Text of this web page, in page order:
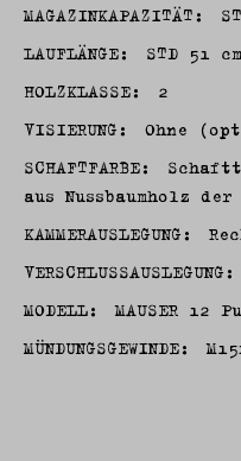
MAGAZINKAPAZITÄT:
LAUFLÄNGE:
STD 51
HOLZKLASSE:
2
VISIERUNG:
Ohne
SCHAFTFARBE:
aus Nussbaumholz
KAMMERAUSLEGUNG:
VERSCHLUSSAUSLEGUNG:
MODELL:
MAUSER 12
MÜNDUNGSGEWINDE: